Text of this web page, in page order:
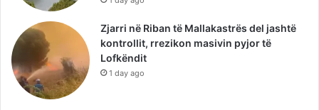
Zjarri në Riban të Mallakastrës del jashtë
kontrollit, rrezikon masivin pyjor të
Lofkëndit
1 day ago